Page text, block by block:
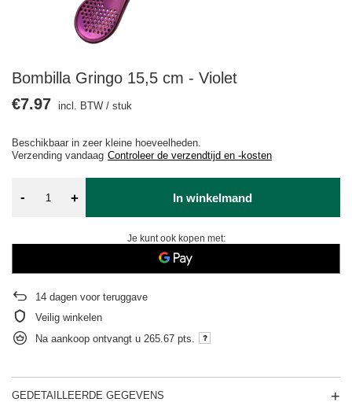
Bombilla Gringo 15,5 cm - Violet
Beschikbaar in zeer kleine hoeveelheden
Verzending vandaag Controleer de verzendtijd en -kosten
€7.97 incl. BTW / stuk
- + In winkelmand
Je kunt ook kopen met:
14 dagen voor teruggave
Veilig winkelen
Na aankoop ontvangt u 265.67 pts.
GEDETAILLEERDE GEGEVENS